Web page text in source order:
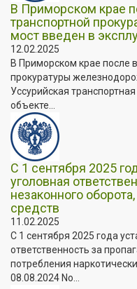
В Приморском крае
транспортной
мост введен в
12.02.2025
В Приморском крае после
прокуратуры
Уссурийская
объекте...
С 1 сентября 2025
уголовная
незаконного
средств
11.02.2025
С 1 сентября 2025 года
ответственность за
потребления
08.08.2024 No...